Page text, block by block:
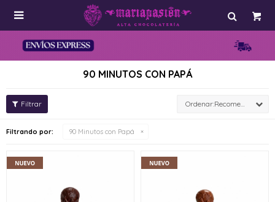

90 MINUTOS CON PAPÁ
Recomendados
Filtrando por: 90 Minutos con Papá